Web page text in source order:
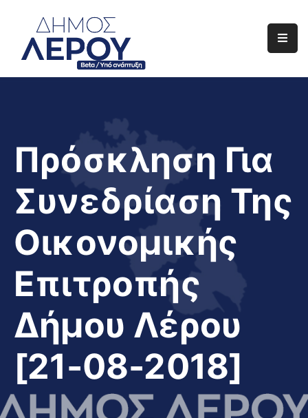
Αρχική
Διαφάνεια
Το
Νησί
Μας
Πρόσκληση Για
Συνεδρίαση Της
Οικονομικής
Επιτροπής
Δήμου Λέρου
[21-08-2018]